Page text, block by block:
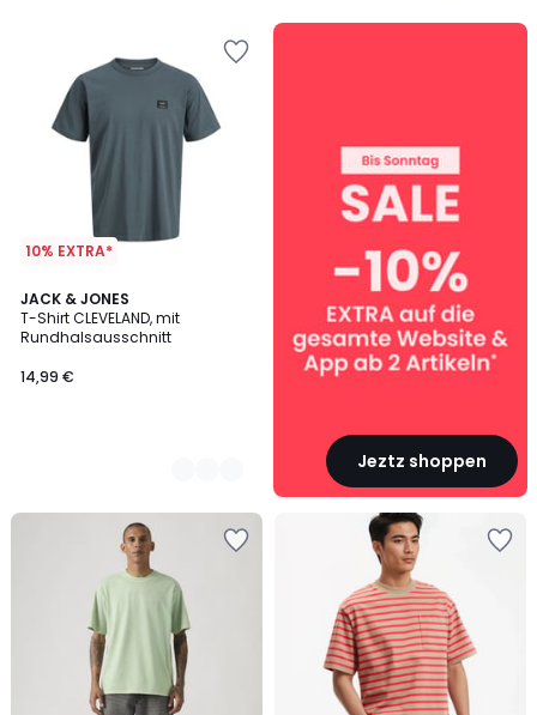
10% EXTRA*
JACK & JONES
T-Shirt CLEVELAND, mit
Rundhalsausschnitt
14,99 €
3
Farben
Jeztz shoppen
SALE
Artikeln*